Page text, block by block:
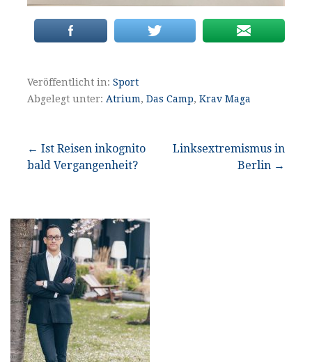
Veröffentlicht in: Sport
Abgelegt unter: Atrium, Das Camp, Krav Maga
Beitragsnavigation
← Ist Reisen inkognito
bald Vergangenheit?
Linksextremismus in
Berlin →